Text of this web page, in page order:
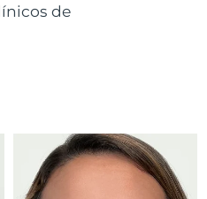
de
Entrega prevista8/9/26